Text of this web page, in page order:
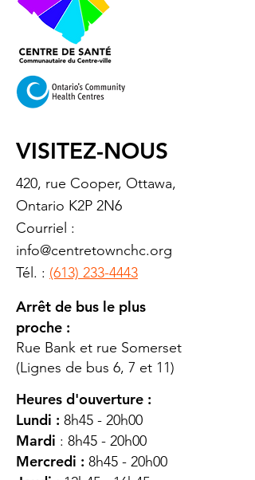
VISITEZ-NOUS
420, rue Cooper, Ottawa,
Ontario K2P 2N6
Courriel :
info@centretownchc.org
Tél. : (613) 233-4443
Arrêt de bus le plus
proche :
Rue Bank et rue Somerset
(Lignes de bus 6, 7 et 11)
Heures d'ouverture :
Lundi : 8h45 - 20h00
Mardi : 8h45 - 20h00
Mercredi : 8h45 - 20h00